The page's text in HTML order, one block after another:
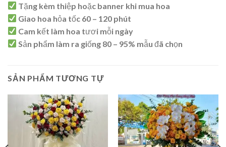
Tặng kèm thiệp hoặc banner khi mua hoa
Giao hoa hỏa tốc 60 – 120 phút
Cam kết làm hoa tươi mỗi ngày
Sản phẩm làm ra giống 80 – 95% mẫu đã chọn
SẢN PHẨM TƯƠNG TỰ